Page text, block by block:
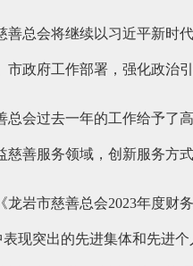
善总会将继续以习近平新时
市政府工作部署，强化政治
总会过去一年的工作给予了
慈善服务领域，创新服务方
龙岩市慈善总会2023年度财
表现突出的先进集体和先进